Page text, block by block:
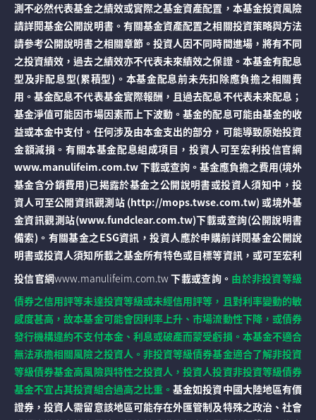
測不必然代表基金之績效或實際之基金資產配置，本基金投資風險
請詳閱基金公開說明書。有關基金資產配置之相關投資策略與方法
請參考公開說明書之相關章節。投資人因不同時間進場，將有不同
之投資績效，過去之績效亦不代表未來績效之保證。本基金有配息
型及非配息型(累積型)。本基金配息前未先扣除應負擔之相關費
用。基金配息不代表基金實際報酬，且過去配息不代表未來配息；
基金淨值可能因市場因素而上下波動。基金的配息可能由基金的收
益或本金中支付。任何涉及由本金支出的部分，可能導致原始投資
金額減損。有關本基金配息組成項目，投資人可至宏利投信官網
www.manulifeim.com.tw 下載或查詢。基金應負擔之費用(境外
基金含分銷費用)已揭露於基金之公開說明書或投資人須知中，投
資人可至公開資訊觀測站 (http://mops.twse.com.tw) 或境外基
金資訊觀測站(www.fundclear.com.tw)下載或查詢(公開說明書
備索)。有關基金之ESG資訊，投資人應於申購前詳閱基金公開說
明書或投資人須知所載之基金所有特色或目標等資訊，或可至宏利
投信官網www.manulifeim.com.tw下載或查詢。 由於非投資等級
債券之信用評等未達投資等級或未經信用評等，且對利率變動的敏
感度甚高，故本基金可能會因利率上升、市場流動性下降，或債券
發行機構違約不支付本金、利息或破產而蒙受虧損。本基金不適合
無法承擔相關風險之投資人。非投資等級債券基金適合了解非投資
等級債券基金高風險與特性之投資人，投資人投資非投資等級債券
基金不宜占其投資組合過高之比重。基金如投資中國大陸地區有價
證券，投資人需留意該地區可能存在外匯管制及特殊之政治、社會